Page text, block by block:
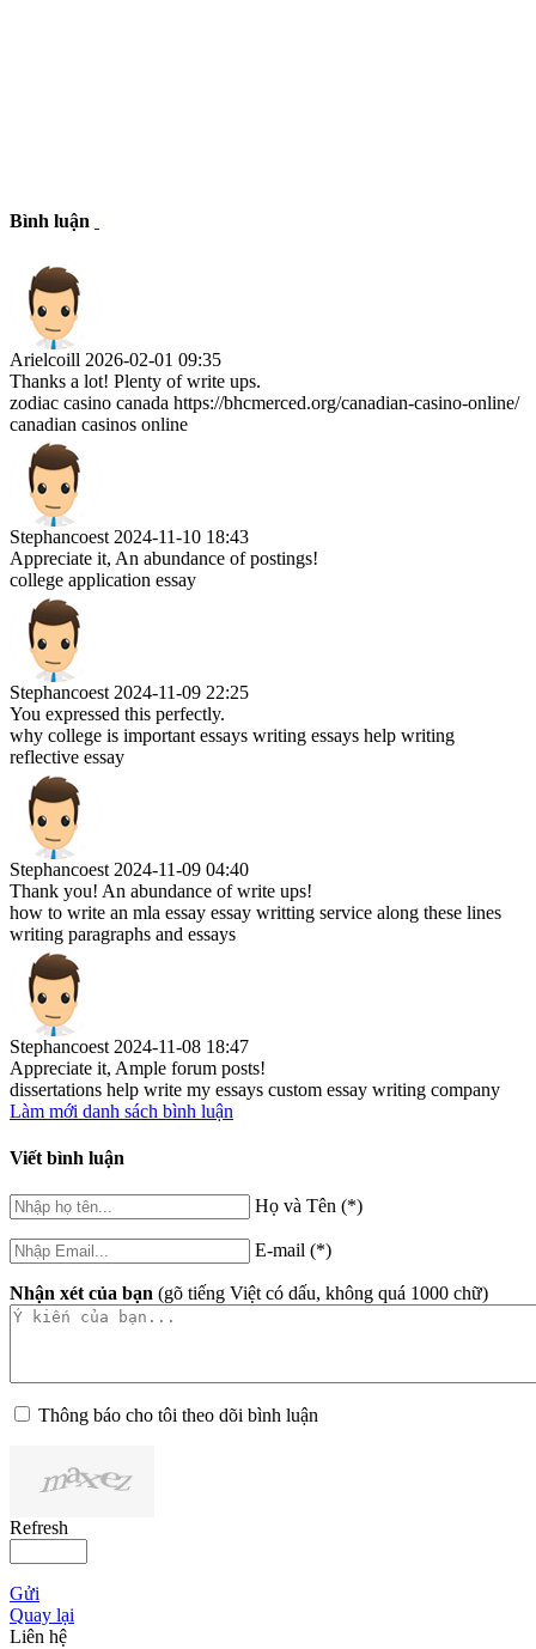
Bình luận
Arielcoill 2026-02-01 09:35
Thanks a lot! Plenty of write ups.
zodiac casino canada https://bhcmerced.org/canadian-casino-online/
canadian casinos online
Stephancoest 2024-11-10 18:43
Appreciate it, An abundance of postings!
college application essay
Stephancoest 2024-11-09 22:25
You expressed this perfectly.
why college is important essays writing essays help writing
reflective essay
Stephancoest 2024-11-09 04:40
Thank you! An abundance of write ups!
how to write an mla essay essay writting service along these lines
writing paragraphs and essays
Stephancoest 2024-11-08 18:47
Appreciate it, Ample forum posts!
dissertations help write my essays custom essay writing company
Làm mới danh sách bình luận
Viết bình luận
Họ và Tên (*)
E-mail (*)
Nhận xét của bạn (gõ tiếng Việt có dấu, không quá 1000 chữ)
Thông báo cho tôi theo dõi bình luận
Refresh
Gửi
Quay lại
Liên hệ